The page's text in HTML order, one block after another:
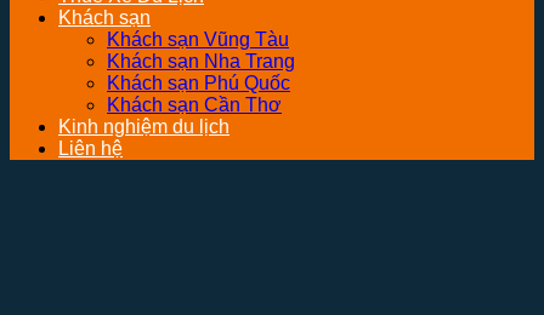
Khách sạn
Khách sạn Vũng Tàu
Khách sạn Nha Trang
Khách sạn Phú Quốc
Khách sạn Cần Thơ
Kinh nghiệm du lịch
Liên hệ